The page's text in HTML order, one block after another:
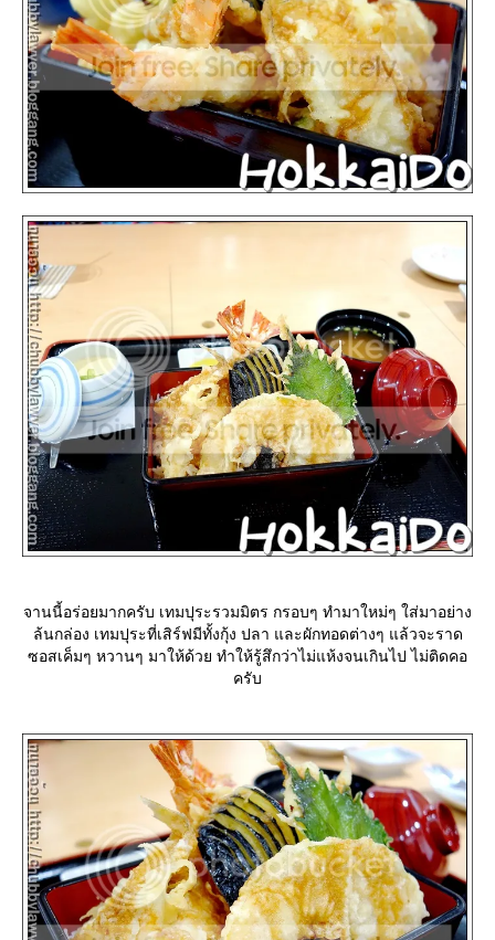
จานนี้อร่อยมากครับ เทมปุระรวมมิตร กรอบๆ ทำมาใหม่ๆ ใส่มาอย่าง
ล้นกล่อง เทมปุระที่เสิร์ฟมีทั้งกุ้ง ปลา และผักทอดต่างๆ แล้วจะราด
ซอสเค็มๆ หวานๆ มาให้ด้วย ทำให้รู้สึกว่าไม่แห้งจนเกินไป ไม่ติดคอ
ครับ